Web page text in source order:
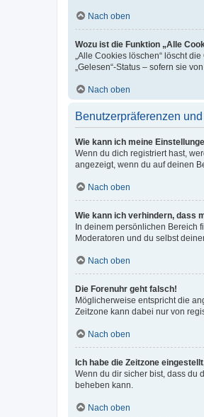
Nach oben
Wozu ist die Funktion „Alle
„Alle Cookies löschen“ löscht
„Gelesen“-Status – sofern sie
Nach oben
Benutzerpräferenzen
Wie kann ich meine
Wenn du dich registriert hast,
angezeigt, wenn du auf deinen
Nach oben
Wie kann ich verhindern, dass
In deinem persönlichen Bereich
Moderatoren und du selbst
Nach oben
Die Forenuhr geht falsch!
Möglicherweise entspricht die
Zeitzone kann dabei nur von
Nach oben
Ich habe die Zeitzone
Wenn du dir sicher bist, dass du
beheben kann.
Nach oben